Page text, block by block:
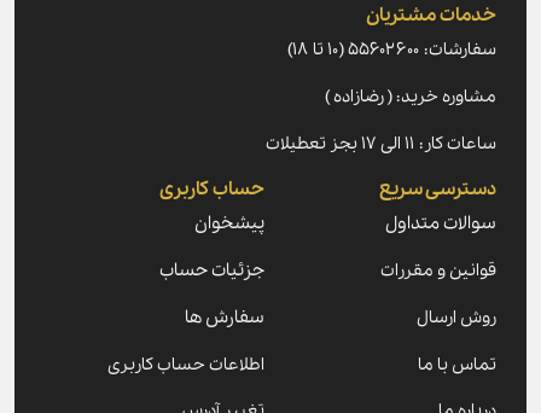
خدمات مشتریان
سفارشات: ۵۵۶۰۲۶۰۰ (۱۰ تا ۱۸)
مشاوره خرید: ( رضازاده )
ساعات کار: ۱۱ الی ۱۷ بجز تعطیلات
دسترسی سریع
سوالات متداول
قوانین و مقررات
روش ارسال
تماس با ما
حساب کاربری
پیشخوان
جزئیات حساب
سفارش ها
اطلاعات حساب کاربری